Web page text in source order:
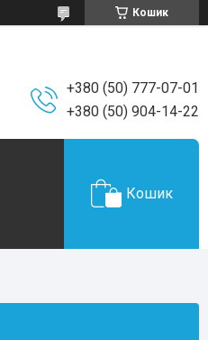
Кошик
+380 (50) 777-07-01
+380 (50) 904-14-22
Кошик